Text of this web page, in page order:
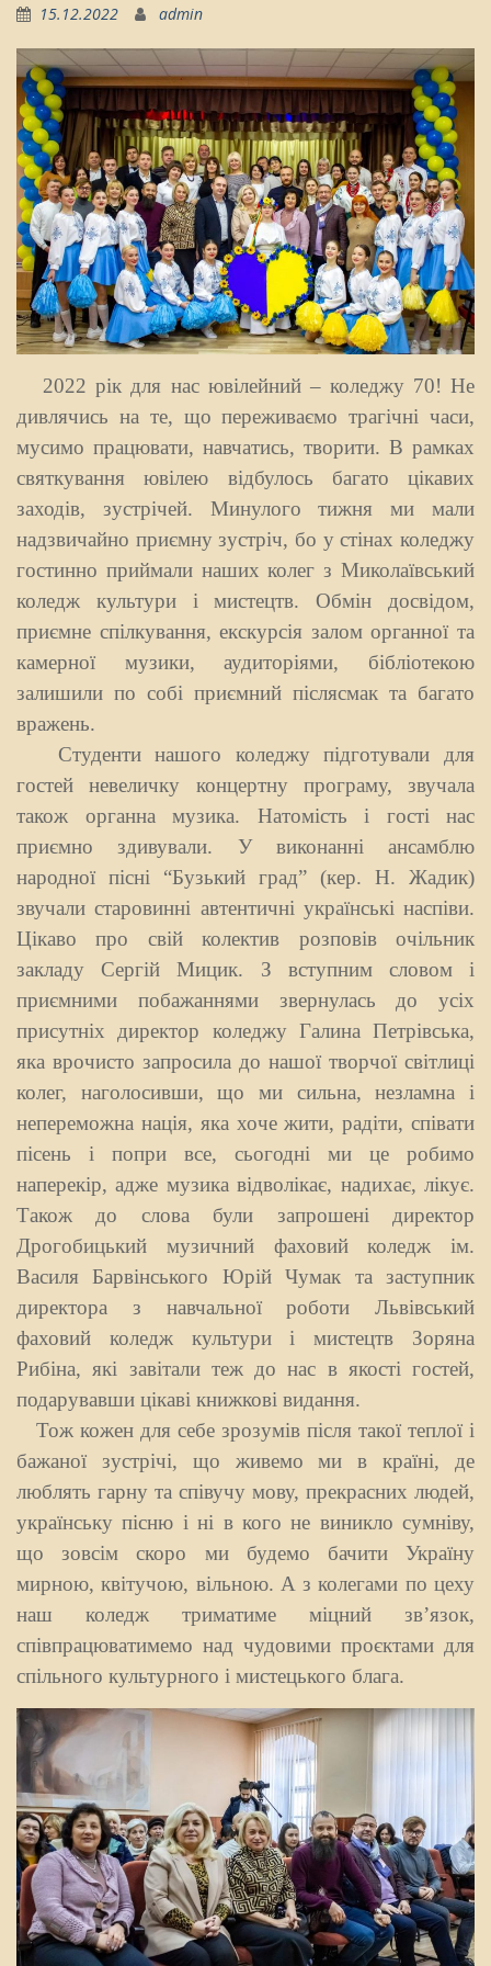
15.12.2022 admin
2022 рік для нас ювілейний – коледжу 70! Не
дивлячись на те, що переживаємо трагічні часи,
мусимо працювати, навчатись, творити. В рамках
святкування ювілею відбулось багато цікавих
заходів, зустрічей. Минулого тижня ми мали
надзвичайно приємну зустріч, бо у стінах коледжу
гостинно приймали наших колег з Миколаївський
коледж культури і мистецтв. Обмін досвідом,
приємне спілкування, екскурсія залом органної та
камерної музики, аудиторіями, бібліотекою
залишили по собі приємний післясмак та багато
вражень.
Студенти нашого коледжу підготували для
гостей невеличку концертну програму, звучала
також органна музика. Натомість і гості нас
приємно здивували. У виконанні ансамблю
народної пісні “Бузький град” (кер. Н. Жадик)
звучали старовинні автентичні українські наспіви.
Цікаво про свій колектив розповів очільник
закладу Сергій Мицик. З вступним словом і
приємними побажаннями звернулась до усіх
присутніх директор коледжу Галина Петрівська,
яка врочисто запросила до нашої творчої світлиці
колег, наголосивши, що ми сильна, незламна і
непереможна нація, яка хоче жити, радіти, співати
пісень і попри все, сьогодні ми це робимо
наперекір, адже музика відволікає, надихає, лікує.
Також до слова були запрошені директор
Дрогобицький музичний фаховий коледж ім.
Василя Барвінського Юрій Чумак та заступник
директора з навчальної роботи Львівський
фаховий коледж культури і мистецтв Зоряна
Рибіна, які завітали теж до нас в якості гостей,
подарувавши цікаві книжкові видання.
Тож кожен для себе зрозумів після такої теплої і
бажаної зустрічі, що живемо ми в країні, де
люблять гарну та співучу мову, прекрасних людей,
українську пісню і ні в кого не виникло сумніву,
що зовсім скоро ми будемо бачити Україну
мирною, квітучою, вільною. А з колегами по цеху
наш коледж триматиме міцний зв’язок,
співпрацюватимемо над чудовими проєктами для
спільного культурного і мистецького блага.